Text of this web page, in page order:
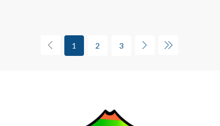
1 2 3